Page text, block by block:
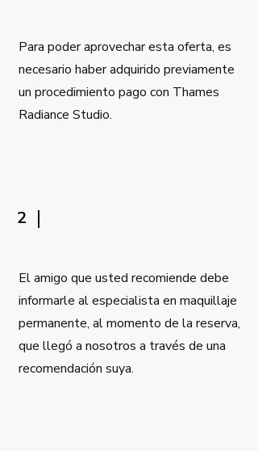
Para poder aprovechar esta oferta, es
necesario haber adquirido previamente
un procedimiento pago con Thames
Radiance Studio.
2
El amigo que usted recomiende debe
informarle al especialista en maquillaje
permanente, al momento de la reserva,
que llegó a nosotros a través de una
recomendación suya.